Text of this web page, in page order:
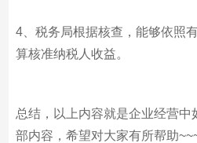
4、税务局根据核查，能够依照
算核准纳税人收益。
总结，以上内容就是企业经营中
部内容，希望对大家有所帮助